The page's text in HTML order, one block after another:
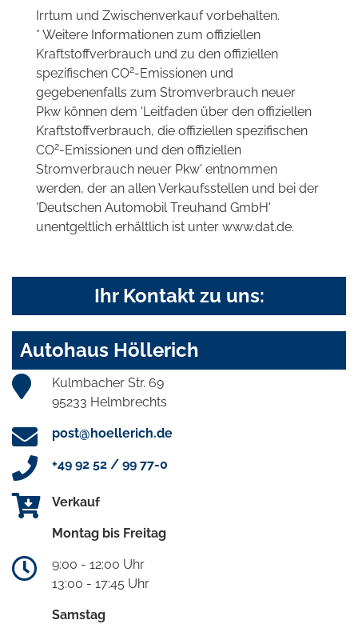
Irrtum und Zwischenverkauf vorbehalten.
* Weitere Informationen zum offiziellen
Kraftstoffverbrauch und zu den offiziellen
spezifischen CO2-Emissionen und
gegebenenfalls zum Stromverbrauch neuer
Pkw können dem 'Leitfaden über den offiziellen
Kraftstoffverbrauch, die offiziellen spezifischen
CO2-Emissionen und den offiziellen
Stromverbrauch neuer Pkw' entnommen
werden, der an allen Verkaufsstellen und bei der
'Deutschen Automobil Treuhand GmbH'
unentgeltlich erhältlich ist unter www.dat.de.
Ihr Kontakt zu uns:
Autohaus Höllerich
Kulmbacher Str. 69
95233 Helmbrechts
post@hoellerich.de
+49 92 52 / 99 77-0
Verkauf
Montag bis Freitag
9:00 - 12:00 Uhr
13:00 - 17:45 Uhr
Samstag